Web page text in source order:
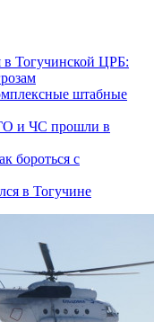
в Тогучинской ЦРБ:
штабные
и ЧС прошли в
бороться с
в Тогучине